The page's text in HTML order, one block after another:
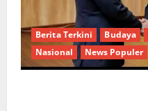
Berita Terkini Budaya
Nasional
News Populer